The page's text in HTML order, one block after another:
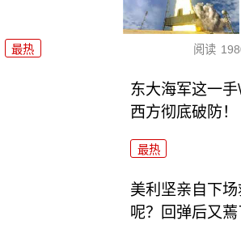
最热 阅读
东大海军这一
西方彻底破防！
最热
美利坚亲自下
呢？回弹后又蔫